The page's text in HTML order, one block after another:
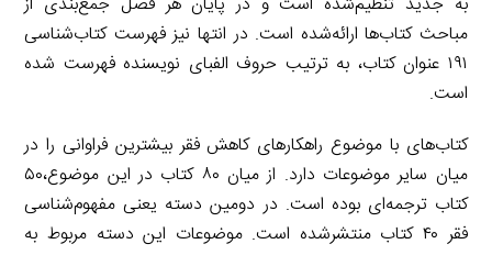
مباحث کتاب‌ها ارائه‌شده است. در انتها نیز فهرست کتاب‌شناسی
۱۹۱ عنوان کتاب، به ترتیب حروف الفبای نویسنده فهرست شده
است.
کتاب‌های با موضوع راهکارهای کاهش فقر بیشترین فراوانی را در
میان سایر موضوعات دارد. از میان ۸۰ کتاب در این موضوع،۵۰
کتاب ترجمه‌ای بوده است. در دومین دسته یعنی مفهوم‌شناسی
فقر ۴۰ کتاب منتشرشده است. موضوعات این دسته مربوط به